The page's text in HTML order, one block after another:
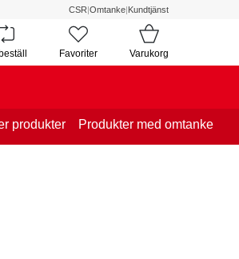
CSR|Omtanke|Kundtjänst
Favoriter Varukorg
produkter Produkter med omtanke